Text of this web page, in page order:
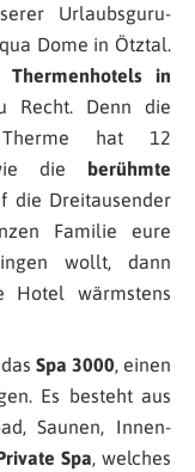
Urlaubsguru-
Dome in Ötztal.
Thermenhotels in
Recht. Denn die
Therme hat 12
die berühmte
die Dreitausender
Familie eure
wollt, dann
Hotel wärmstens
Spa 3000, einen
Es besteht aus
Saunen, Innen-
Spa, welches